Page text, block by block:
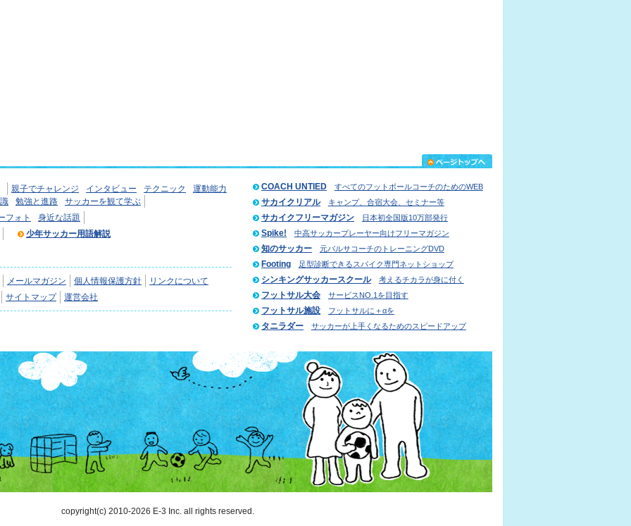
親子でチャレンジ インタビュー テクニック
運動能力
勉強と進路
サッカーを観て学ぶ
フォト
身近な話題
少年サッカー用語解説
メールマガジン 個人情報保護方針
リンクについて
サイトマップ 運営会社
COACH UNTIED すべてのフットボールコーチのためのWEB
サカイクリアル キャンプ、合宿大会、セミナー等
サカイクフリーマガジン 日本初全国版10万部発行
Spike! 中高サッカープレーヤー向けフリーマガジン
知のサッカー 元バルサコーチのトレーニングDVD
Footing 足型診断できるスパイク専門ネットショップ
シンキングサッカースクール 考えるチカラが身に付く
フットサル大会 サービスNO.1を目指す
フットサル施設 フットサルに＋αを
タニラダー サッカーが上手くなるためのスピードアップ
copyright(c) 2010-2026 E-3 Inc. all rights reserved.